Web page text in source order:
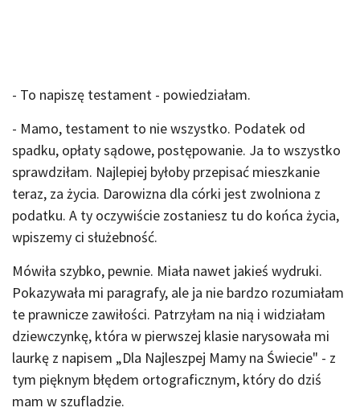
- To napiszę testament - powiedziałam.
- Mamo, testament to nie wszystko. Podatek od
spadku, opłaty sądowe, postępowanie. Ja to wszystko
sprawdziłam. Najlepiej byłoby przepisać mieszkanie
teraz, za życia. Darowizna dla córki jest zwolniona z
podatku. A ty oczywiście zostaniesz tu do końca życia,
wpiszemy ci służebność.
Mówiła szybko, pewnie. Miała nawet jakieś wydruki.
Pokazywała mi paragrafy, ale ja nie bardzo rozumiałam
te prawnicze zawiłości. Patrzyłam na nią i widziałam
dziewczynkę, która w pierwszej klasie narysowała mi
laurkę z napisem „Dla Najleszpej Mamy na Świecie" - z
tym pięknym błędem ortograficznym, który do dziś
mam w szufladzie.